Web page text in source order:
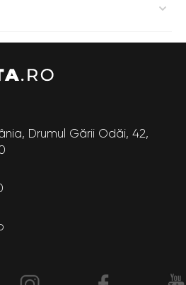
Drumul Gării Odăi, 42,